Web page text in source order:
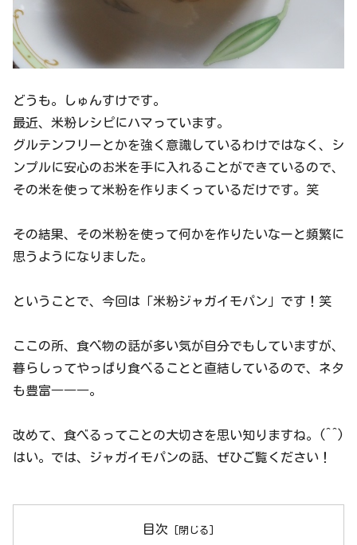
どうも。しゅんすけです。
最近、米粉レシピにハマっています。
グルテンフリーとかを強く意識しているわけではなく、シ
ンプルに安心のお米を手に入れることができているので、
その米を使って米粉を作りまくっているだけです。笑
その結果、その米粉を使って何かを作りたいなーと頻繁に
思うようになりました。
ということで、今回は「米粉ジャガイモパン」です！笑
ここの所、食べ物の話が多い気が自分でもしていますが、
暮らしってやっぱり食べることと直結しているので、ネタ
も豊富―――。
改めて、食べるってことの大切さを思い知りますね。(^^)
はい。では、ジャガイモパンの話、ぜひご覧ください！
目次